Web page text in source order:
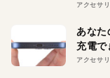
アクセサリ
あなた
充電で
アクセサリ